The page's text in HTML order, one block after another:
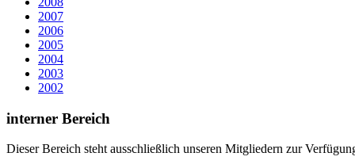
2007
2006
2005
2004
2003
2002
interner Bereich
Dieser Bereich steht ausschließlich unseren Mitgliedern zur